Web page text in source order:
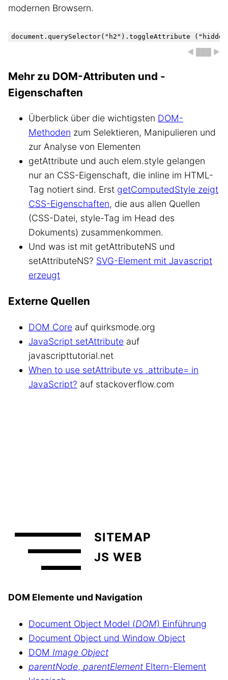
modernen Browsern.
◀ ███ ▶
Mehr zu DOM-Attributen und -
Eigenschaften
Überblick über die wichtigsten DOM-
Methoden zum Selektieren, Manipulieren und
zur Analyse von Elementen
getAttribute und auch elem.style gelangen
nur an CSS-Eigenschaft, die inline im HTML-
Tag notiert sind. Erst getComputedStyle zeigt
CSS-Eigenschaften, die aus allen Quellen
(CSS-Datei, style-Tag im Head des
Dokuments) zusammenkommen.
Und was ist mit getAttributeNS und
setAttributeNS? SVG-Element mit Javascript
erzeugt
Externe Quellen
DOM Core auf quirksmode.org
JavaScript setAttribute auf
javascripttutorial.net
When to use setAttribute vs .attribute= in
JavaScript? auf stackoverflow.com
SITEMAP
JS WEB
DOM Elemente und Navigation
Document Object Model (DOM) Einführung
Document Object und Window Object
DOM Image Object
parentNode, parentElement Eltern-Element